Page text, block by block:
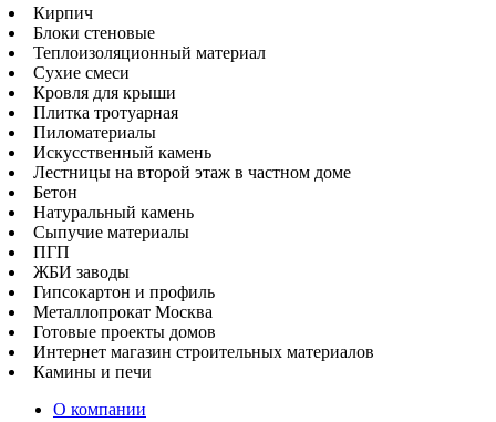
Кирпич
Блоки стеновые
Теплоизоляционный материал
Сухие смеси
Кровля для крыши
Плитка тротуарная
Пиломатериалы
Искусственный камень
Лестницы на второй этаж в частном доме
Бетон
Натуральный камень
Сыпучие материалы
ПГП
ЖБИ заводы
Гипсокартон и профиль
Металлопрокат Москва
Готовые проекты домов
Интернет магазин строительных материалов
Камины и печи
О компании